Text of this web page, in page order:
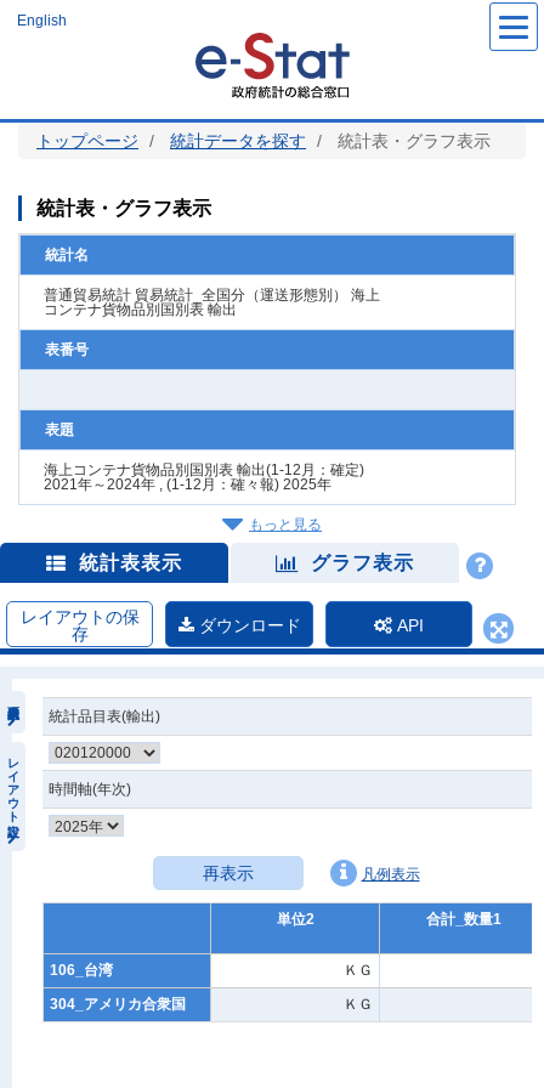
ツ
English
トップページ 統計データを探す 統計表・グラフ表示
統計表・グラフ表示
統計名
普通貿易統計 貿易統計_全国分（運送形態別） 海上
コンテナ貨物品別国別表 輸出
表番号
表題
海上コンテナ貨物品別国別表 輸出(1-12月：確定)
2021年～2024年 , (1-12月：確々報) 2025年
もっと見る
統計表表示 グラフ表示
レイアウトの保
存
ダウンロード API
レイアウト設定
統計品目表(輸出)
時間軸(年次)
再表示 凡例表示
単位2 合計_数量1
106_台湾 ＫＧ
304_アメリカ合衆国
ＫＧ